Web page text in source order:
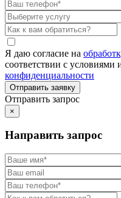
Я даю согласие на
соответствии с условиями
конфиденциальности
Отправить запрос
×
Направить запрос